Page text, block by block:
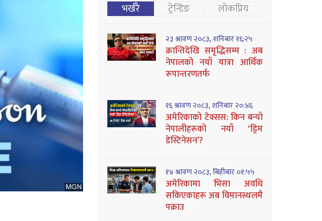
भर्खरै ट्रेन्डिङ लोकप्रिय
२३ श्रावण २०८३, शनिबार १६:२५
क्रान्तिदेखि समृद्धिसम्म : अब
नेपालको नयाँ यात्रा आर्थिक
रूपान्तरणतर्फ
१६ श्रावण २०८३, शनिबार २०:४६
अमेरिकाको टेक्सस: किन बन्यो
नेपालीहरूको नयाँ ‘ड्रिम
डेस्टिनेसन’?
१४ श्रावण २०८३, बिहीबार ०१:५५
अमेरिकामा भिसा अवधि
सकिएकाहरू अब विमानस्थलमै
पक्राउ